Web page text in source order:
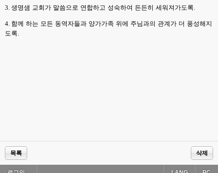
3. 생명샘 교회가 말씀으로 연합하고 성숙하여 든든히 세워져가도록.
4. 함께 하는 모든 동역자들과 양가가족 위에 주님과의 관계가 더 풍성해지
도록.
목록 삭제